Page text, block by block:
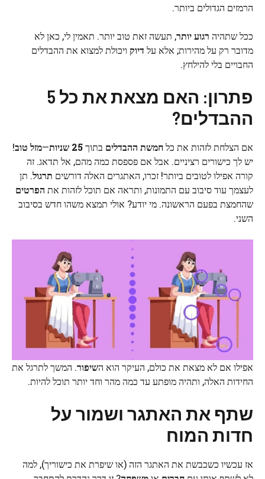
הרמזים הגדולים ביותר.
ככל שתהיה רגוע יותר, תעשה זאת טוב יותר. תאמין לי, כאן לא
מדובר רק על מהירות; אלא על דיוק ויכולת למצוא את ההבדלים
החבויים בלי להילחץ.
פתרון: האם מצאת את כל 5
ההבדלים?
אם הצלחת לזהות את כלחמשת ההבדלים בתוך25 שניות —מזל טוב!
יש לך כישורים רציניים. אבל אם פספסת כמה מהם, אל תדאג. זה
קורה אפילו לטובים ביותר! זכרו, האתגרים האלה דורשים תרגול. תן
לעצמך עוד סיבוב עם התמונות, ותראה אם תוכל לזהות את הפרטים
שהחמצת בפעם הראשונה. מי יודע? אולי תמצא משהו חדש בסיבוב
השני.
אפילו אם לא מצאת את כולם, העיקר הוא השיפור. המשך לתרגל את
החידות האלה, ותהיה מופתע עד כמה מהר וחד יותר תוכל להיות.
שתף את האתגר ושמור על
חדות המוח
אז עכשיו כשכבשת את האתגר הזה (או שיפרת את כישוריך), למה